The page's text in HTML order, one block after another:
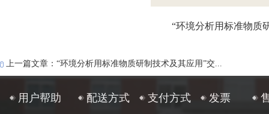
“环境分析用标准物质
上一篇文章：“环境分析用标准物质研制技术及其应用”交...
用户帮助 配送方式 支付方式 发票